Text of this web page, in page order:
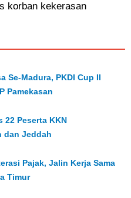
korban kekerasan
Se-Madura, PKDI Cup II
Pamekasan
22 Peserta KKN
dan Jeddah
Pajak, Jalin Kerja Sama
Timur